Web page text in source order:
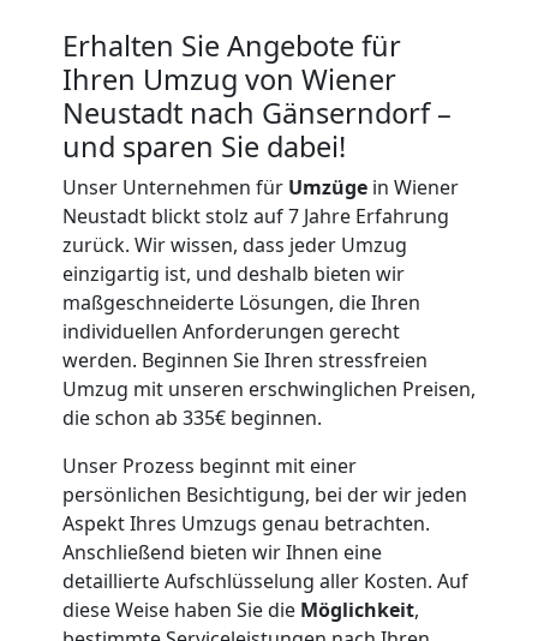
Erhalten Sie Angebote für
Ihren Umzug von Wiener
Neustadt nach Gänserndorf –
und sparen Sie dabei!
Unser Unternehmen für Umzüge in Wiener
Neustadt blickt stolz auf 7 Jahre Erfahrung
zurück. Wir wissen, dass jeder Umzug
einzigartig ist, und deshalb bieten wir
maßgeschneiderte Lösungen, die Ihren
individuellen Anforderungen gerecht
werden. Beginnen Sie Ihren stressfreien
Umzug mit unseren erschwinglichen Preisen,
die schon ab 335€ beginnen.
Unser Prozess beginnt mit einer
persönlichen Besichtigung, bei der wir jeden
Aspekt Ihres Umzugs genau betrachten.
Anschließend bieten wir Ihnen eine
detaillierte Aufschlüsselung aller Kosten. Auf
diese Weise haben Sie die Möglichkeit,
Wiener
Neustadt
Vereinsumzug
Wiener
Neustadt
Anfrage
Möbeltransport
National
Möbeltransport